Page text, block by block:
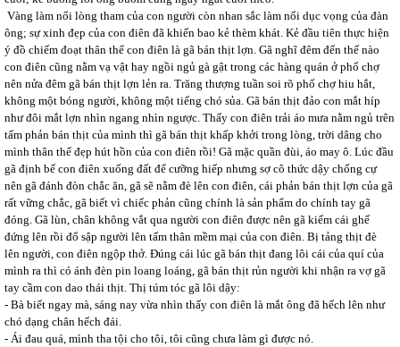
Vàng làm nổi lòng tham của con người còn nhan sắc làm nổi dục vọng của đàn
ông; sự xinh đẹp của con điên đã khiến bao kẻ thèm khát. Kẻ đầu tiên thực hiện
ý đồ chiếm đoạt thân thể con điên là gã bán thịt lợn. Gã nghĩ đêm đến thế nào
con điên cũng nằm vạ vật hay ngồi ngủ gà gật trong các hàng quán ở phố chợ
nên nửa đêm gã bán thịt lợn lẻn ra. Trăng thượng tuần soi rõ phố chợ hiu hắt,
không một bóng người, không một tiếng chó sủa. Gã bán thịt đảo con mắt híp
như đôi mắt lợn nhìn ngang nhìn ngược. Thấy con điên trải áo mưa nằm ngủ trên
tấm phản bán thịt của mình thì gã bán thịt khấp khởi trong lòng, trời dâng cho
mình thân thể đẹp hút hồn của con điên rồi! Gã mặc quần đùi, áo may ô. Lúc đầu
gã định bế con điên xuống đất để cưỡng hiếp nhưng sợ cô thức dậy chống cự
nên gã đánh đòn chắc ăn, gã sẽ nằm đè lên con điên, cái phản bán thịt lợn của gã
rất vững chắc, gã biết vì chiếc phản cũng chính là sản phẩm do chính tay gã
đóng. Gã lùn, chân không vắt qua người con điên được nên gã kiếm cái ghế
đứng lên rồi đổ sập người lên tấm thân mềm mại của con điên. Bị tảng thịt đè
lên người, con điên ngộp thở. Đúng cái lúc gã bán thịt đang lôi cái của quí của
mình ra thì có ánh đèn pin loang loáng, gã bán thịt rủn người khi nhận ra vợ gã
tay cầm con dao thái thịt. Thị túm tóc gã lôi dậy:
- Bà biết ngay mà, sáng nay vừa nhìn thấy con điên là mắt ông đã hếch lên như
chó dạng chân hếch đái.
- Ái đau quá, mình tha tội cho tôi, tôi cũng chưa làm gì được nó.